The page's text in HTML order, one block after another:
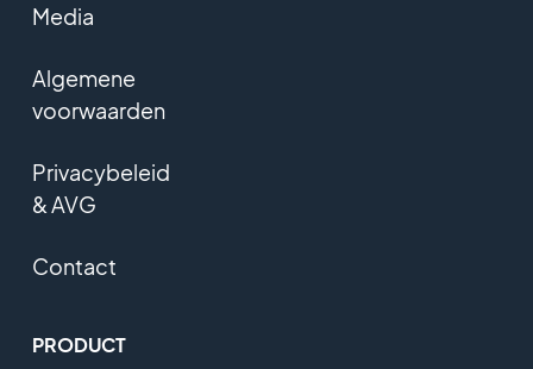
Media
Algemene
voorwaarden
Privacybeleid
& AVG
Contact
PRODUCT